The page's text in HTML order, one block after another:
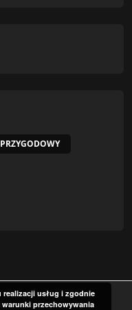
PRZYGODOWY
usług i zgodnie
przechowywania